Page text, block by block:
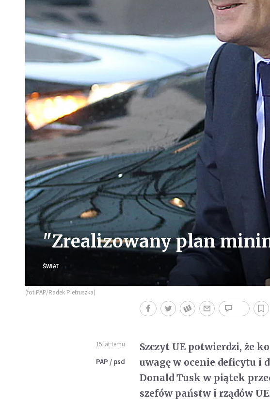
"Zrealizowany plan
ŚWIAT
(fot.PAP/Radek Pietruszka)
15 lat temu
PAP / psd
Szczyt UE potwierdzi, że
uwagę w ocenie deficytu i
Donald Tusk w piątek
szefów państw i rządów